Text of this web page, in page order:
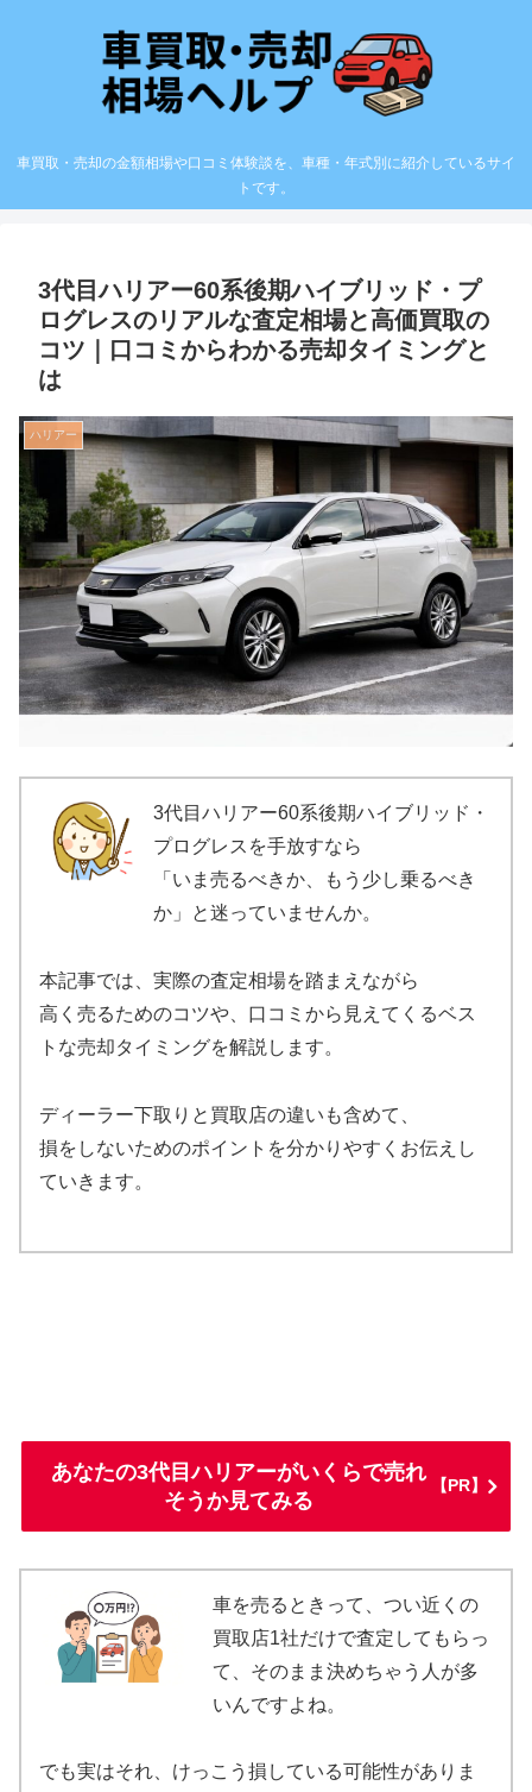
車買取・売却の金額相場や口コミ体験談を、車種・年式別に紹介しているサイ
トです。
3代目ハリアー60系後期ハイブリッド・プ
ログレスのリアルな査定相場と高価買取の
コツ｜口コミからわかる売却タイミングと
は
ハリアー
3代目ハリアー60系後期ハイブリッド・
プログレスを手放すなら
「いま売るべきか、もう少し乗るべき
か」と迷っていませんか。
本記事では、実際の査定相場を踏まえながら
高く売るためのコツや、口コミから見えてくるベス
トな売却タイミングを解説します。
ディーラー下取りと買取店の違いも含めて、
損をしないためのポイントを分かりやすくお伝えし
ていきます。
あなたの3代目ハリアーがいくらで売れ
そうか見てみる
【PR】
車を売るときって、つい近くの
買取店1社だけで査定してもらっ
て、そのまま決めちゃう人が多
いんですよね。
でも実はそれ、けっこう損している可能性がありま